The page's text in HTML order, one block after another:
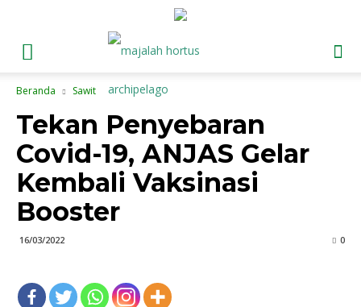
Beranda Sawit
Tekan Penyebaran
Covid-19, ANJAS Gelar
Kembali Vaksinasi
Booster
16/03/2022 0